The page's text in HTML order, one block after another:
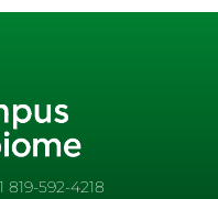
819-592-4218